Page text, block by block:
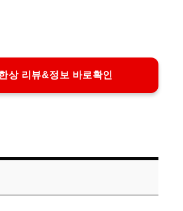
상 리뷰&정보 바로확인